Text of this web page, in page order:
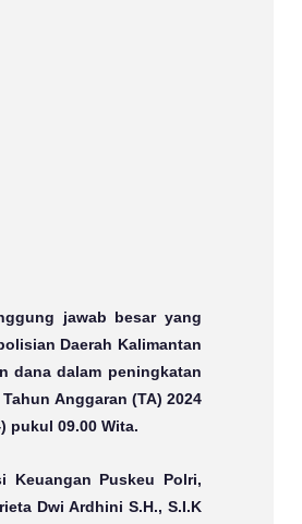
jawab besar yang
Daerah Kalimantan
dana dalam peningkatan
Anggaran (TA) 2024
pukul 09.00 Wita.
Keuangan Puskeu Polri,
Dwi Ardhini S.H., S.I.K